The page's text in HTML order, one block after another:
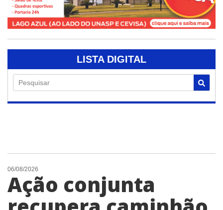
LISTA DIGITAL
Pesquisar
06/08/2026
Ação conjunta